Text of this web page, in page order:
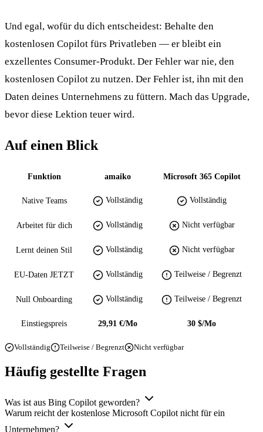
Und egal, wofür du dich entscheidest: Behalte den
kostenlosen Copilot fürs Privatleben — er bleibt ein
exzellentes Consumer-Produkt. Der Fehler war nie, den
kostenlosen Copilot zu nutzen. Der Fehler ist, ihn mit den
Daten deines Unternehmens zu füttern. Mach das Upgrade,
bevor diese Lektion teuer wird.
Auf einen Blick
Funktion amaiko Microsoft 365 Copilot
Native Teams Vollständig Vollständig
Arbeitet für dich Vollständig Nicht verfügbar
Lernt deinen Stil Vollständig Nicht verfügbar
EU-Daten JETZT Vollständig Teilweise / Begrenzt
Null Onboarding Vollständig Teilweise / Begrenzt
Einstiegspreis 29,91 €/Mo 30 $/Mo
Vollständig Teilweise / Begrenzt Nicht verfügbar
Häufig gestellte Fragen
Was ist aus Bing Copilot geworden?
Warum reicht der kostenlose Microsoft Copilot nicht für ein
Unternehmen?